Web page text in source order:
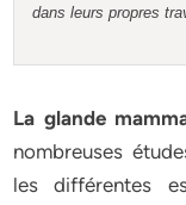
dans leurs propres
La glande
nombreuses
les différentes